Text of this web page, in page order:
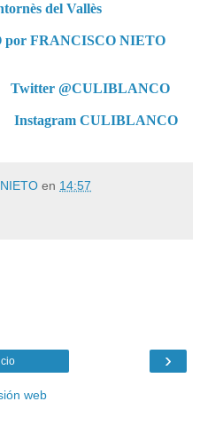
del Vallès
por FRANCISCO NIETO
Twitter @CULIBLANCO
Instagram CULIBLANCO
en 14:57
›
web